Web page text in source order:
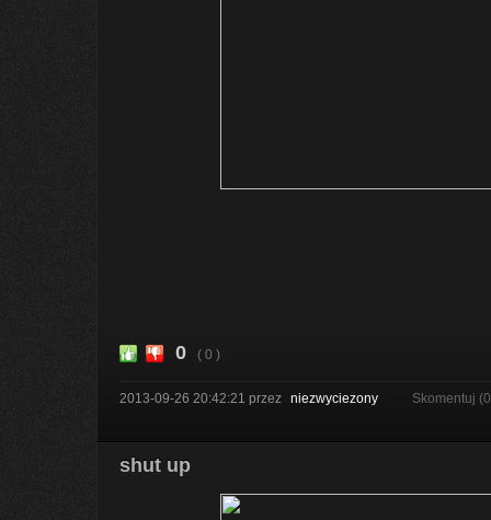
0 ( 0 )
2013-09-26 20:42:21 przez niezwyciezony Skomentuj
shut up